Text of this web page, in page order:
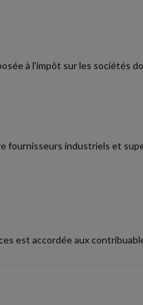
à l'impôt sur les sociétés
fournisseurs industriels et
est accordée aux